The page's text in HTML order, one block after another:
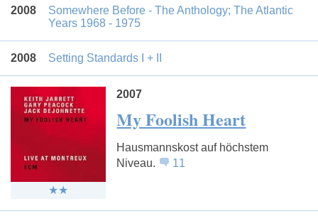
2008
Somewhere Before - The Anthology; The Atlantic
Years 1968 - 1975
2008 Setting Standards I + II
2007
My Foolish Heart
Hausmannskost auf höchstem
Niveau.
11